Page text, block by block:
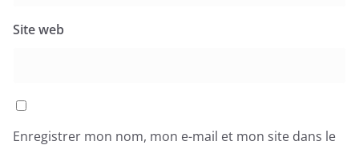
Site web
Enregistrer mon nom, mon e-mail et mon site dans le